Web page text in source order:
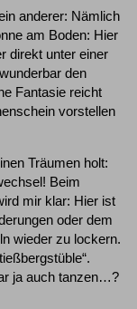
anderer: Nämlich
am Boden: Hier
direkt unter einer
den
Fantasie reicht
vorstellen
Träumen holt:
Beim
mir klar: Hier ist
oder dem
wieder zu lockern.
ja auch tanzen…?